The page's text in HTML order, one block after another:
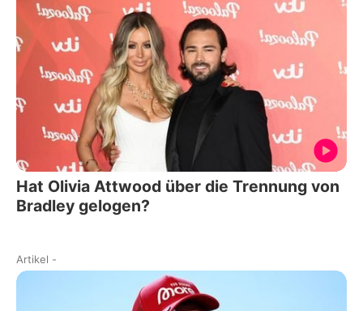
Hat Olivia Attwood über die Trennung von
Bradley gelogen?
Artikel -